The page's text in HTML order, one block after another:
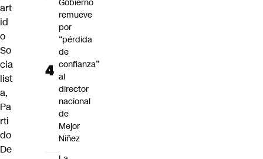
art
id
o
So
cia
list
a,
Pa
rti
do
De
Gobierno
remueve
por
“pérdida
de
confianza”
al
director
nacional
de
Mejor
Niñez